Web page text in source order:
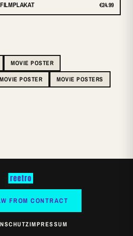
€24.99
MOVIE POSTER
MOVIE POSTER
MOVIE POSTERS
FROM CONTRACT
IMPRESSUM